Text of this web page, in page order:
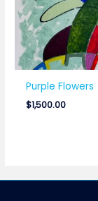
Purple Flowers
$1,500.00